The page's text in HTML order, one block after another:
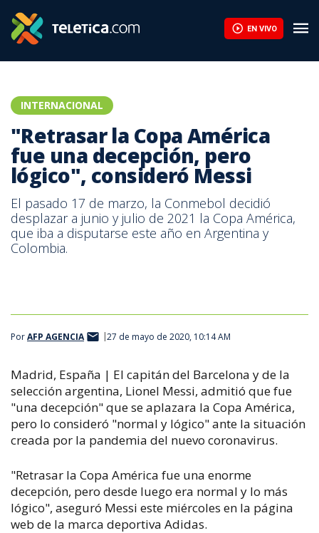
EN VIVO
INTERNACIONAL
"Retrasar la Copa América
fue una decepción, pero
lógico", consideró Messi
El pasado 17 de marzo, la Conmebol decidió
desplazar a junio y julio de 2021 la Copa América,
que iba a disputarse este año en Argentina y
Colombia.
PorAFP AGENCIA 27 de mayo de 2020, 10:14 AM
Madrid, España | El capitán del Barcelona y de la
selección argentina, Lionel Messi, admitió que fue
"una decepción" que se aplazara la Copa América,
pero lo consideró "normal y lógico" ante la situación
creada por la pandemia del nuevo coronavirus.
"Retrasar la Copa América fue una enorme
decepción, pero desde luego era normal y lo más
lógico", aseguró Messi este miércoles en la página
web de la marca deportiva Adidas.